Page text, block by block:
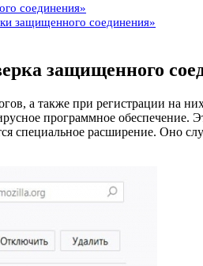
соединения»
защищенного соединения»
защищенного
а также при регистрации на
программное
специальное расширение. Оно